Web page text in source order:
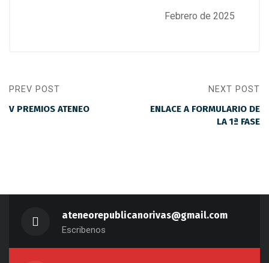
Febrero de 2025
PREV POST
V PREMIOS ATENEO
NEXT POST
ENLACE A FORMULARIO DE
LA 1ª FASE
ateneorepublicanorivas@gmail.com
Escribenos